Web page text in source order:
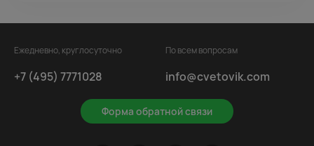
Ежедневно, круглосуточно
+7 (495) 7771028
Форма обратной связи
По всем вопросам
info@cvetovik.com